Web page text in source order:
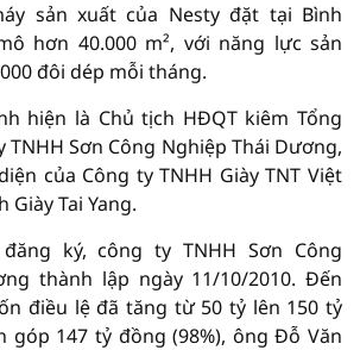
sản xuất của Nesty đặt tại Bình
hơn 40.000 m², với năng lực sản
đôi dép mỗi tháng.
hiện là Chủ tịch HĐQT kiêm Tổng
TNHH Sơn Công Nghiệp Thái Dương,
của Công ty TNHH Giày TNT Việt
Giày Tai Yang.
ký, công ty TNHH Sơn Công
thành lập ngày 11/10/2010. Đến
điều lệ đã tăng từ 50 tỷ lên 150 tỷ
góp 147 tỷ đồng (98%), ông Đỗ Văn